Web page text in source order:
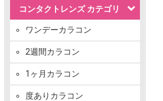
コンタクトレンズ カテゴリ
ワンデーカラコン
2週間カラコン
1ヶ月カラコン
度ありカラコン